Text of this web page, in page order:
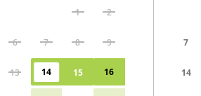
1 2
6 7 8 9
13 14 15 16
7
14